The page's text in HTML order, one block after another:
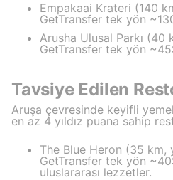
Empakaai Krateri (140
GetTransfer tek yön
Arusha Ulusal Parkı (40
GetTransfer tek yön
Tavsiye Edilen
Aruşa çevresinde keyifli
en az 4 yıldız puana sahip
The Blue Heron (35 km,
GetTransfer tek yön
uluslararası lezzetler.